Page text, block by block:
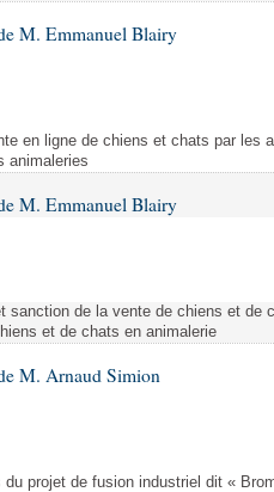
M. Emmanuel Blairy
en ligne de chiens et chats par les
animaleries
M. Emmanuel Blairy
sanction de la vente de chiens et de
et de chats en animalerie
M. Arnaud Simion
du projet de fusion industriel dit «